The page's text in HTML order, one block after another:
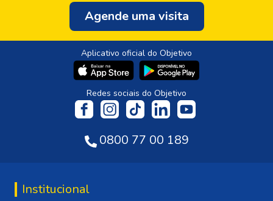
Agende uma visita
Aplicativo oficial do Objetivo
Redes sociais do Objetivo
0800 77 00 189
Institucional